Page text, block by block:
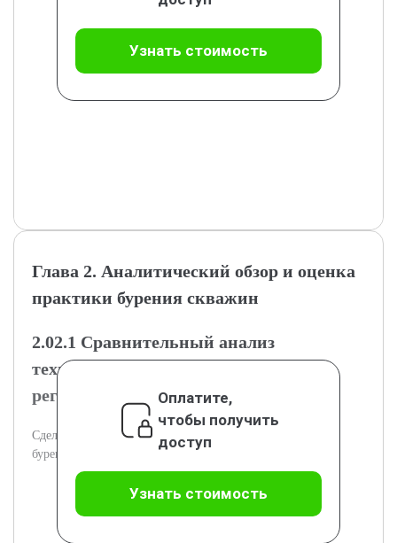
Узнать стоимость
Глава 2. Аналитический обзор и оценка
практики бурения скважин
2.02.1 Сравнительный анализ
технологий бурения в различных
регионах
Сделан сравнительный анализ применения технологий
бурения в разных условиях и регионах.
Оплатите,
чтобы получить
доступ
Узнать стоимость